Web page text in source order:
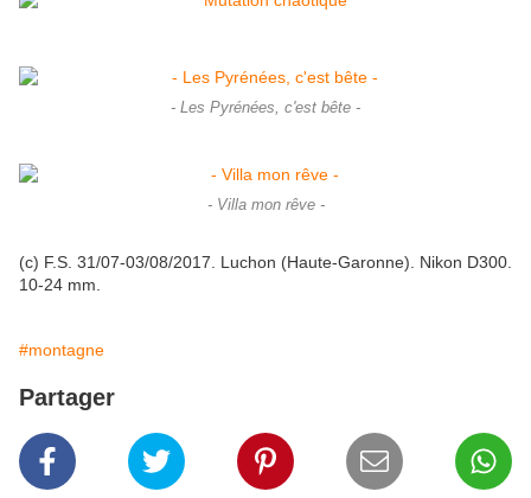
- Les Pyrénées, c'est bête -
- Villa mon rêve -
(c) F.S. 31/07-03/08/2017. Luchon (Haute-Garonne). Nikon D300.
10-24 mm.
#montagne
Partager